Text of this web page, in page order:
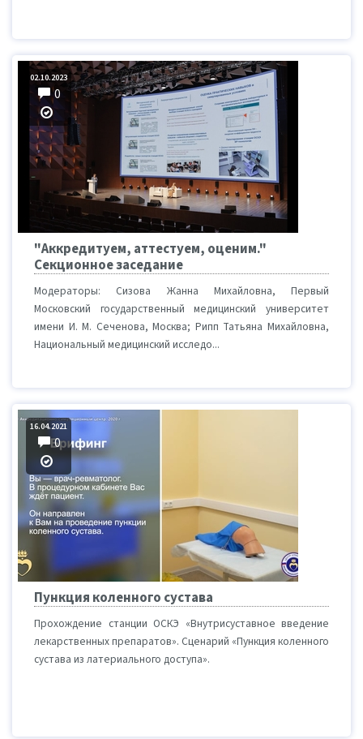
02.10.2023
0
"Аккредитуем, аттестуем, оценим."
Секционное заседание
Модераторы: Сизова Жанна Михайловна, Первый
Московский государственный медицинский университет
имени И. М. Сеченова, Москва; Рипп Татьяна Михайловна,
Национальный медицинский исследо...
16.04.2021
0
Пункция коленного сустава
Прохождение станции ОСКЭ «Внутрисуставное введение
лекарственных препаратов». Сценарий «Пункция коленного
сустава из латериального доступа».